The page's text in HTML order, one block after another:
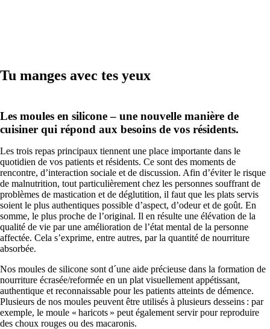
Tu manges avec tes yeux
Les moules en silicone – une nouvelle manière de
cuisiner qui répond aux besoins de vos résidents.
Les trois repas principaux tiennent une place importante dans le
quotidien de vos patients et résidents. Ce sont des moments de
rencontre, d’interaction sociale et de discussion. Afin d’éviter le risque
de malnutrition, tout particulièrement chez les personnes souffrant de
problèmes de mastication et de déglutition, il faut que les plats servis
soient le plus authentiques possible d’aspect, d’odeur et de goût. En
somme, le plus proche de l’original. Il en résulte une élévation de la
qualité de vie par une amélioration de l’état mental de la personne
affectée. Cela s’exprime, entre autres, par la quantité de nourriture
absorbée.
Nos moules de silicone sont d´une aide précieuse dans la formation de
nourriture écrasée/reformée en un plat visuellement appétissant,
authentique et reconnaissable pour les patients atteints de démence.
Plusieurs de nos moules peuvent être utilisés à plusieurs desseins : par
exemple, le moule « haricots » peut également servir pour reproduire
des choux rouges ou des macaronis.